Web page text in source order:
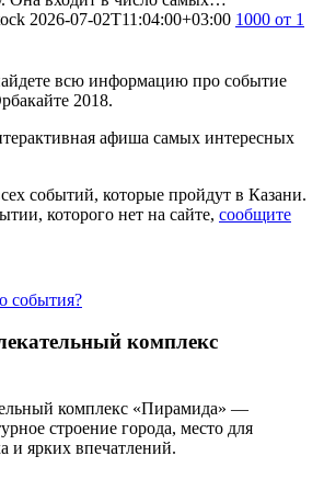
2026-07-02T11:04:00+03:00 1000 от 1
всю информацию про событие
2018.
афиша самых интересных
событий, которые пройдут в Казани.
которого нет на сайте, сообщите
события?
комплекс
комплекс «Пирамида» —
строение города, место для
и ярких впечатлений.